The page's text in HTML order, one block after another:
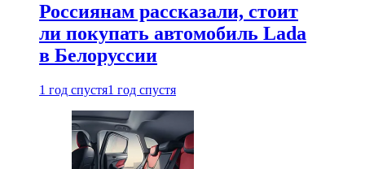
Россиянам рассказали, стоит
ли покупать автомобиль Lada
в Белоруссии
1 год спустя1 год спустя